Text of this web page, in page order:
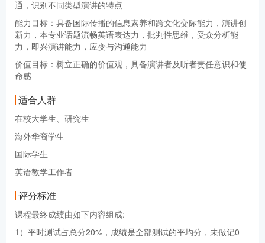
通，识别不同类型演讲的特点
能力目标：具备国际传播的信息素养和跨文化交际能力，演讲创
新力，本专业话题流畅英语表达力，批判性思维，受众分析能
力，即兴演讲能力，应变与沟通能力
价值目标：树立正确的价值观，具备演讲者及听者责任意识和使
命感
适合人群
在校大学生、研究生
海外华裔学生
国际学生
英语教学工作者
评分标准
课程最终成绩由如下内容组成:
1）平时测试占总分20%，成绩是全部测试的平均分，未做记0